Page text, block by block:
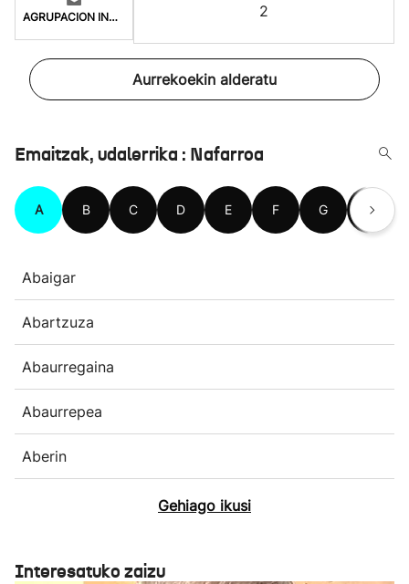
AGRUPACION INDEPENDI 2
Aurrekoekin alderatu
Emaitzak, udalerrika : Nafarroa
A B C D E F G H
Abaigar
Abartzuza
Abaurregaina
Abaurrepea
Aberin
Gehiago ikusi
Interesatuko zaizu